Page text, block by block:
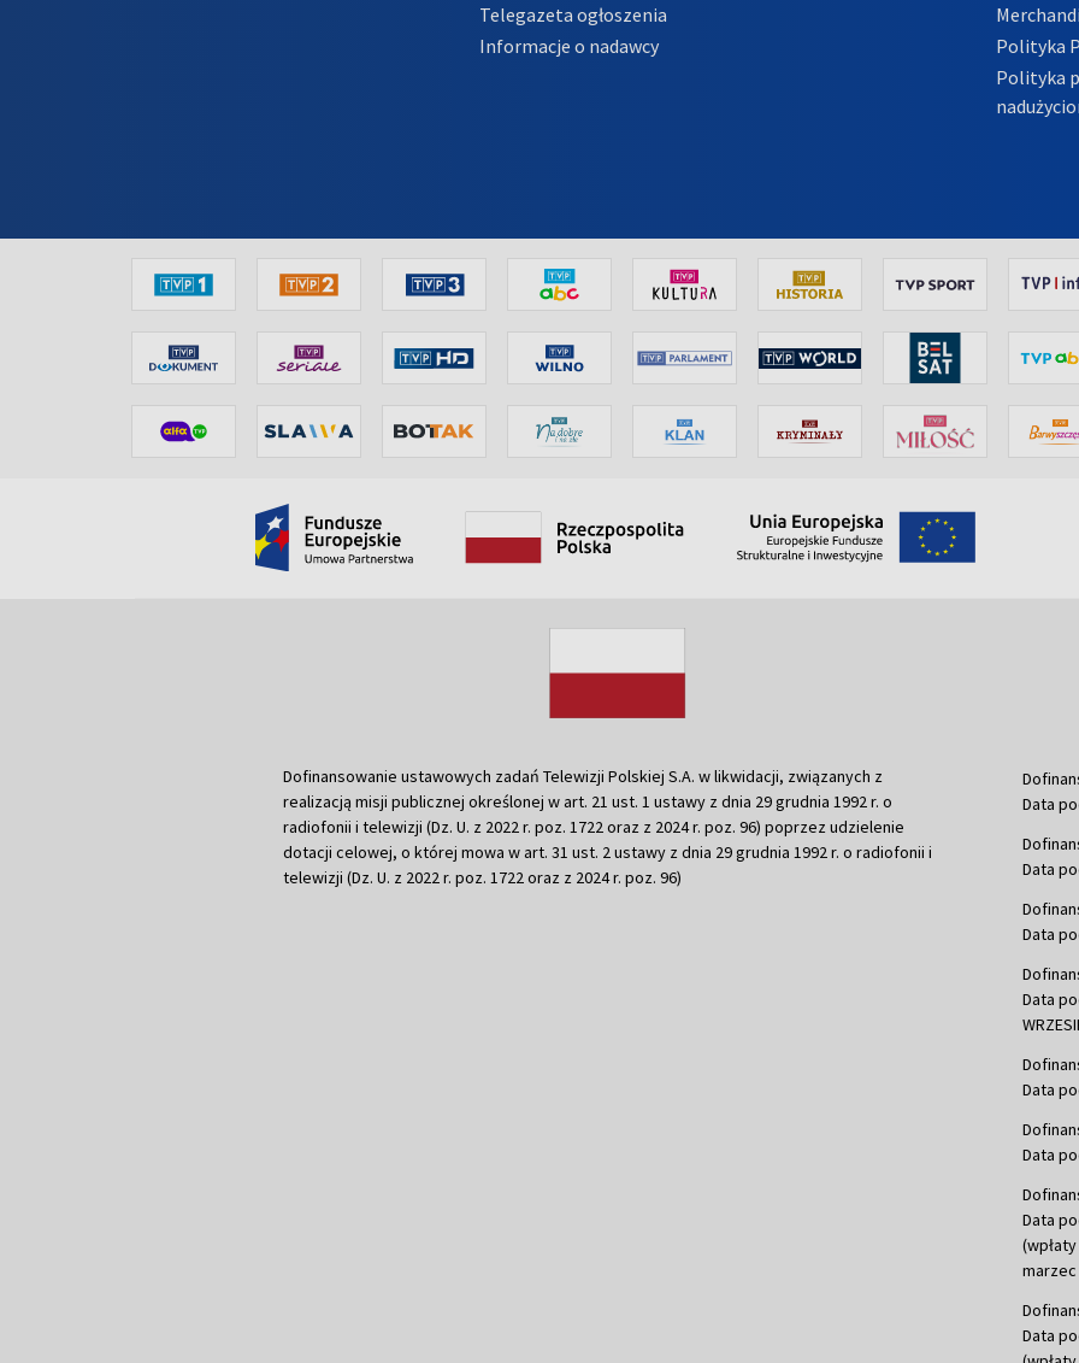
Telegazeta ogłoszenia
Informacje o nadawcy
Polityka
Polityka
Dofinansowanie ustawowych zadań Telewizji Polskiej S.A. w likwidacji, związanych z
realizacją misji publicznej określonej w art. 21 ust. 1 ustawy z dnia 29 grudnia 1992 r. o
radiofonii i telewizji (Dz. U. z 2022 r. poz. 1722 oraz z 2024 r. poz. 96) poprzez udzielenie
dotacji celowej, o której mowa w art. 31 ust. 2 ustawy z dnia 29 grudnia 1992 r. o radiofonii i
telewizji (Dz. U. z 2022 r. poz. 1722 oraz z 2024 r. poz. 96)
Data
Data
Data
Data
Data
Data
Data
marzec
Data